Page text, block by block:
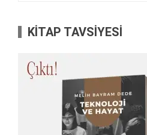
KİTAP TAVSİYESİ